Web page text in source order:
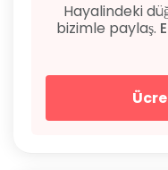
Hayalindeki
bizimle paylaş.